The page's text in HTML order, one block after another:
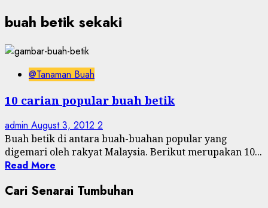
buah betik sekaki
@Tanaman Buah
10 carian popular buah betik
admin August 3, 2012 2
Buah betik di antara buah-buahan popular yang
digemari oleh rakyat Malaysia. Berikut merupakan 10...
Read More
Cari Senarai Tumbuhan